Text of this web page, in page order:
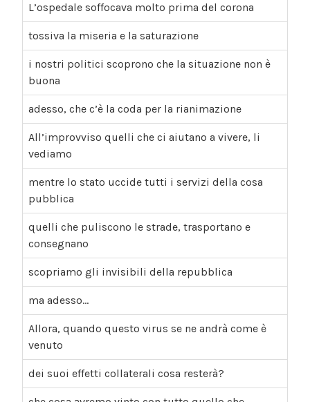
L’ospedale soffocava molto prima del corona
tossiva la miseria e la saturazione
i nostri politici scoprono che la situazione non è
buona
adesso, che c’è la coda per la rianimazione
All’improvviso quelli che ci aiutano a vivere, li
vediamo
mentre lo stato uccide tutti i servizi della cosa
pubblica
quelli che puliscono le strade, trasportano e
consegnano
scopriamo gli invisibili della repubblica
ma adesso…
Allora, quando questo virus se ne andrà come è
venuto
dei suoi effetti collaterali cosa resterà?